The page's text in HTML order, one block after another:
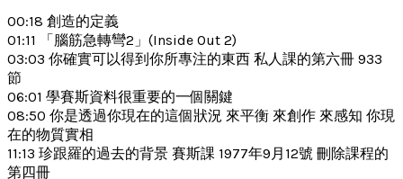
00:18 創造的定義
01:11 「腦筋急轉彎2」(Inside Out 2)
03:03 你確實可以得到你所專注的東西 私人課的第六冊 933
節
06:01 學賽斯資料很重要的一個關鍵
08:50 你是透過你現在的這個狀況 來平衡 來創作 來感知 你現
在的物質實相
11:13 珍跟羅的過去的背景 賽斯課 1977年9月12號 刪除課程的
第四冊